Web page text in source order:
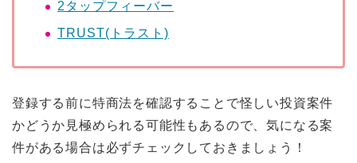
2タップフィーバー
TRUST(トラスト)
登録する前に特商法を確認することで怪しい投資案件
かどうか見極められる可能性もあるので、気になる案
件がある場合は必ずチェックしておきましょう！